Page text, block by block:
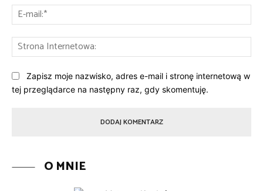
Zapisz moje nazwisko, adres e-mail i stronę internetową w
tej przeglądarce na następny raz, gdy skomentuję.
O MNIE